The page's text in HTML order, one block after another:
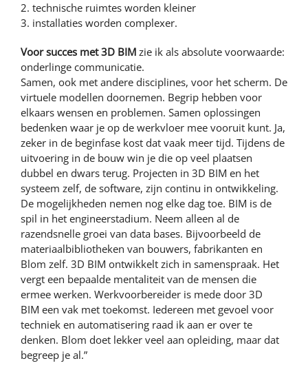
2. technische ruimtes worden kleiner
3. installaties worden complexer.
Voor succes met 3D BIM zie ik als absolute voorwaarde:
onderlinge communicatie.
Samen, ook met andere disciplines, voor het scherm. De
virtuele modellen doornemen. Begrip hebben voor
elkaars wensen en problemen. Samen oplossingen
bedenken waar je op de werkvloer mee vooruit kunt. Ja,
zeker in de beginfase kost dat vaak meer tijd. Tijdens de
uitvoering in de bouw win je die op veel plaatsen
dubbel en dwars terug. Projecten in 3D BIM en het
systeem zelf, de software, zijn continu in ontwikkeling.
De mogelijkheden nemen nog elke dag toe. BIM is de
spil in het engineerstadium. Neem alleen al de
razendsnelle groei van data bases. Bijvoorbeeld de
materiaalbibliotheken van bouwers, fabrikanten en
Blom zelf. 3D BIM ontwikkelt zich in samenspraak. Het
vergt een bepaalde mentaliteit van de mensen die
ermee werken. Werkvoorbereider is mede door 3D
BIM een vak met toekomst. Iedereen met gevoel voor
techniek en automatisering raad ik aan er over te
denken. Blom doet lekker veel aan opleiding, maar dat
begreep je al.”